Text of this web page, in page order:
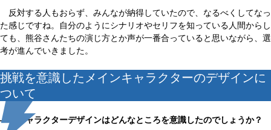
反対する人もおらず、みんなが納得していたので、なるべくしてなっ
た感じですね。自分のようにシナリオやセリフを知っている人間からし
ても、熊谷さんたちの演じ方とか声が一番合っていると思いながら、選
考が進んでいきました。
挑戦を意識したメインキャラクターのデザインに
ついて
——キャラクターデザインはどんなところを意識したのでしょうか？